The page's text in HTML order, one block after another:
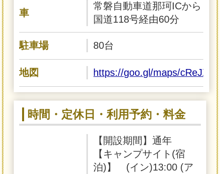
車
常磐自動車道那珂ICから
国道118号経由60分
駐車場 80台
地図 https://goo.gl/maps/
時間・定休日・利用予約・料金
【開設期間】通年
【キャンプサイト(宿
泊)】 (イン)13:00 (ア